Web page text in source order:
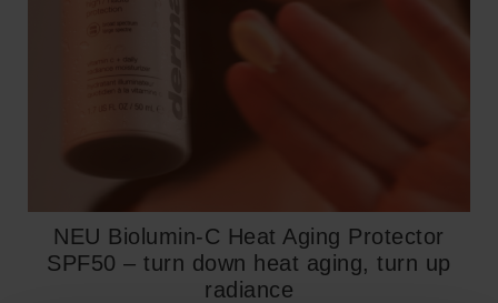
NEU Biolumin-C Heat Aging Protector
SPF50​ – turn down heat aging, turn up
radiance